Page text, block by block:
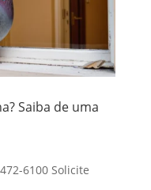
Saiba de uma
6100 Solicite